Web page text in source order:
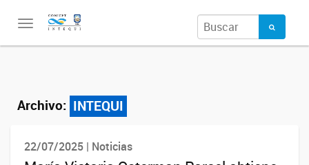
Toggle
Archivo: INTEQUI
22/07/2025 | Noticias